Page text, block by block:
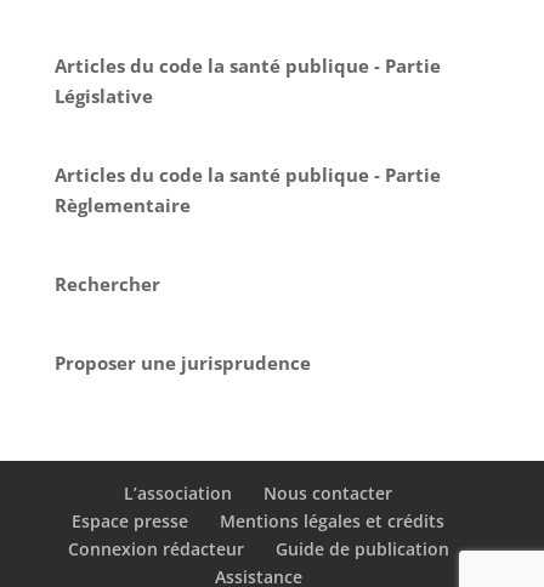
Articles du code la santé publique - Partie
Législative
Articles du code la santé publique - Partie
Règlementaire
Rechercher
Proposer une jurisprudence
L’association
Nous contacter
Espace presse
Mentions légales et crédits
Connexion rédacteur
Guide de publication
Assistance